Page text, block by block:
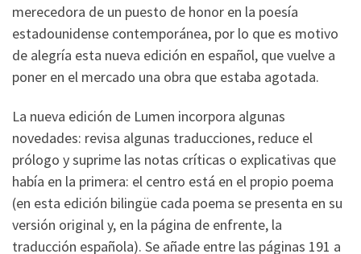
merecedora de un puesto de honor en la poesía
estadounidense contemporánea, por lo que es motivo
de alegría esta nueva edición en español, que vuelve a
poner en el mercado una obra que estaba agotada.
La nueva edición de Lumen incorpora algunas
novedades: revisa algunas traducciones, reduce el
prólogo y suprime las notas críticas o explicativas que
había en la primera: el centro está en el propio poema
(en esta edición bilingüe cada poema se presenta en su
versión original y, en la página de enfrente, la
traducción española). Se añade entre las páginas 191 a